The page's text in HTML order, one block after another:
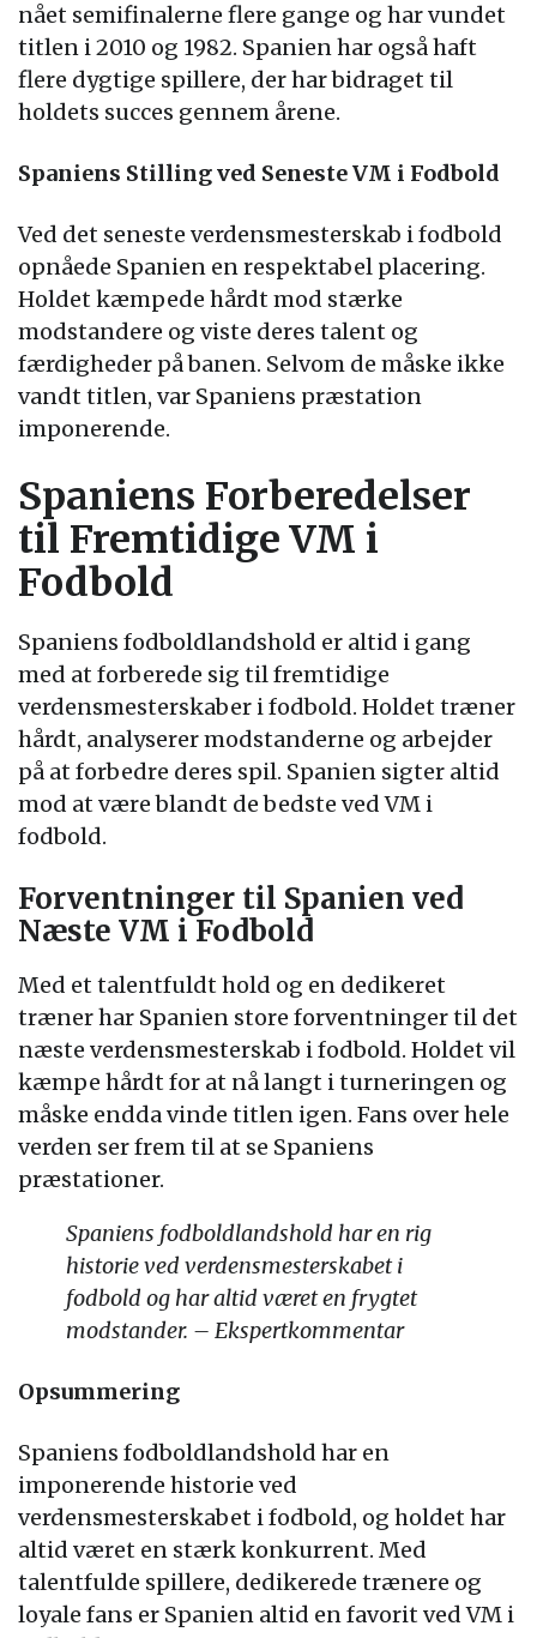
nået semifinalerne flere gange og har vundet
titlen i 2010 og 1982. Spanien har også haft
flere dygtige spillere, der har bidraget til
holdets succes gennem årene.
Spaniens Stilling ved Seneste VM i Fodbold
Ved det seneste verdensmesterskab i fodbold
opnåede Spanien en respektabel placering.
Holdet kæmpede hårdt mod stærke
modstandere og viste deres talent og
færdigheder på banen. Selvom de måske ikke
vandt titlen, var Spaniens præstation
imponerende.
Spaniens Forberedelser
til Fremtidige VM i
Fodbold
Spaniens fodboldlandshold er altid i gang
med at forberede sig til fremtidige
verdensmesterskaber i fodbold. Holdet træner
hårdt, analyserer modstanderne og arbejder
på at forbedre deres spil. Spanien sigter altid
mod at være blandt de bedste ved VM i
fodbold.
Forventninger til Spanien ved
Næste VM i Fodbold
Med et talentfuldt hold og en dedikeret
træner har Spanien store forventninger til det
næste verdensmesterskab i fodbold. Holdet vil
kæmpe hårdt for at nå langt i turneringen og
måske endda vinde titlen igen. Fans over hele
verden ser frem til at se Spaniens
præstationer.
Spaniens fodboldlandshold har en rig
historie ved verdensmesterskabet i
fodbold og har altid været en frygtet
modstander. – Ekspertkommentar
Opsummering
Spaniens fodboldlandshold har en
imponerende historie ved
verdensmesterskabet i fodbold, og holdet har
altid været en stærk konkurrent. Med
talentfulde spillere, dedikerede trænere og
loyale fans er Spanien altid en favorit ved VM i